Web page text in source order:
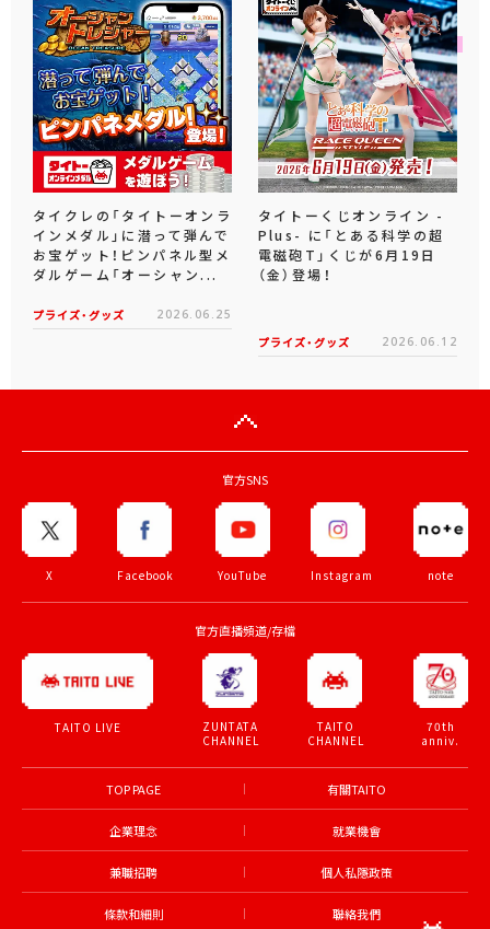
タイクレの「タイトーオンラ
インメダル」に潜って弾んで
お宝ゲット！ピンパネル型メ
ダルゲーム「オーシャン...
プライズ・グッズ 2026.06.25
タイトーくじオンライン -
Plus- に「とある科学の超
電磁砲T」くじが6月19日
（金）登場！
プライズ・グッズ 2026.06.12
官方SNS
X Facebook YouTube Instagram note
官方直播頻道/存檔
TAITO LIVE
ZUNTATA
CHANNEL
TAITO
CHANNEL
70th
anniv.
TOP PAGE 有關TAITO
企業理念 就業機會
兼職招聘 個人私隱政策
條款和細則 聯絡我們